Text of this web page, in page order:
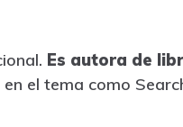
Es autora de
el tema como